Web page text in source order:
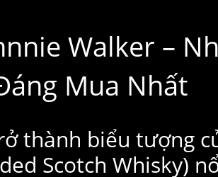
Walker –
Mua Nhất
thành biểu tượng
Scotch Whisky)